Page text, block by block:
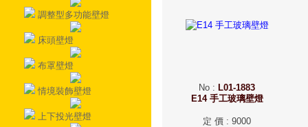
調整型多功能壁燈
床頭壁燈
布罩壁燈
情境裝飾壁燈
上下投光壁燈
No : L01-1883
E14 手工玻璃壁燈
定 價 : 9000